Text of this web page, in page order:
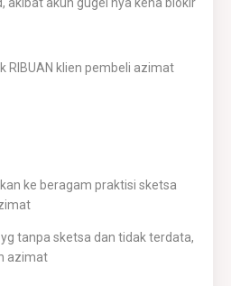
RIBUAN klien pembeli azimat
ke beragam praktisi sketsa
tanpa sketsa dan tidak terdata,
azimat